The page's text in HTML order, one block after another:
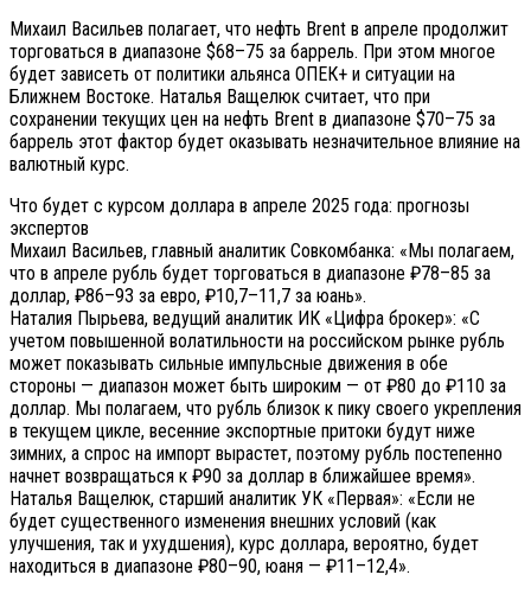
Михаил Васильев полагает, что нефть Brent в апреле продолжит
торговаться в диапазоне $68–75 за баррель. При этом многое
будет зависеть от политики альянса ОПЕК+ и ситуации на
Ближнем Востоке. Наталья Ващелюк считает, что при
сохранении текущих цен на нефть Brent в диапазоне $70–75 за
баррель этот фактор будет оказывать незначительное влияние на
валютный курс.
Что будет с курсом доллара в апреле 2025 года: прогнозы
экспертов
Михаил Васильев, главный аналитик Совкомбанка: «Мы полагаем,
что в апреле рубль будет торговаться в диапазоне ₽78–85 за
доллар, ₽86–93 за евро, ₽10,7–11,7 за юань».
Наталия Пырьева, ведущий аналитик ИК «Цифра брокер»: «С
учетом повышенной волатильности на российском рынке рубль
может показывать сильные импульсные движения в обе
стороны — диапазон может быть широким — от ₽80 до ₽110 за
доллар. Мы полагаем, что рубль близок к пику своего укрепления
в текущем цикле, весенние экспортные притоки будут ниже
зимних, а спрос на импорт вырастет, поэтому рубль постепенно
начнет возвращаться к ₽90 за доллар в ближайшее время».
Наталья Ващелюк, старший аналитик УК «Первая»: «Если не
будет существенного изменения внешних условий (как
улучшения, так и ухудшения), курс доллара, вероятно, будет
находиться в диапазоне ₽80–90, юаня — ₽11–12,4».